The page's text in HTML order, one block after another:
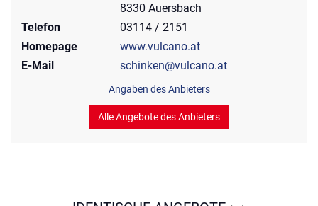
8330 Auersbach
Telefon
03114 / 2151
Homepage
www.vulcano.at
E-Mail
schinken@vulcano.at
Angaben des Anbieters
Alle Angebote des Anbieters